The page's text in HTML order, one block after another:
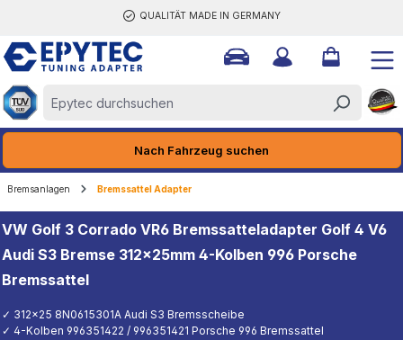
QUALITÄT MADE IN GERMANY
Nach Fahrzeug suchen
Bremsanlagen Bremssattel Adapter
VW Golf 3 Corrado VR6 Bremssatteladapter Golf 4 V6
Audi S3 Bremse 312x25mm 4-Kolben 996 Porsche
Bremssattel
✓ 312x25 8N0615301A Audi S3 Bremsscheibe
✓ 4-Kolben 996351422 / 996351421 Porsche 996 Bremssattel